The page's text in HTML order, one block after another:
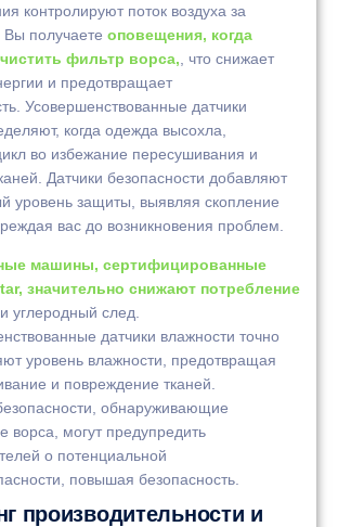
контролируют поток воздуха за
получаете оповещения, когда
фильтр ворса, , что снижает
и предотвращает
Усовершенствованные датчики
когда одежда высохла,
во избежание пересушивания и
Датчики безопасности добавляют
уровень защиты, выявляя скопление
вас до возникновения проблем.
машины, сертифицированные
значительно снижают потребление
и углеродный след.
датчики влажности точно
уровень влажности, предотвращая
и повреждение тканей.
обнаруживающие
ворса, могут предупредить
о потенциальной
повышая безопасность.
производительности и